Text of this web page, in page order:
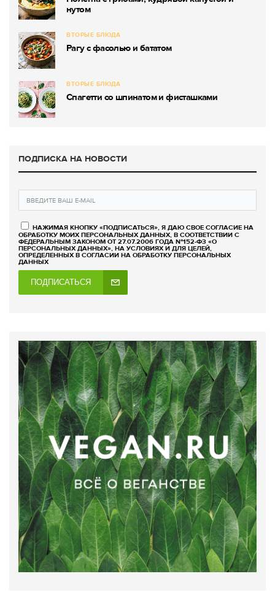
нутом
ВТОРЫЕ БЛЮДА
Рагу с фасолью и бататом
ВТОРЫЕ БЛЮДА
Спагетти со шпинатом и фисташками
ПОДПИСКА НА НОВОСТИ
НАЖИМАЯ КНОПКУ «ПОДПИСАТЬСЯ», Я ДАЮ СВОЕ СОГЛАСИЕ НА
ОБРАБОТКУ МОИХ ПЕРСОНАЛЬНЫХ ДАННЫХ, В СООТВЕТСТВИИ С
ФЕДЕРАЛЬНЫМ ЗАКОНОМ ОТ 27.07.2006 ГОДА №152-ФЗ «О
ПЕРСОНАЛЬНЫХ ДАННЫХ», НА УСЛОВИЯХ И ДЛЯ ЦЕЛЕЙ,
ОПРЕДЕЛЕННЫХ В СОГЛАСИИ НА ОБРАБОТКУ ПЕРСОНАЛЬНЫХ
ДАННЫХ
ПОДПИСАТЬСЯ